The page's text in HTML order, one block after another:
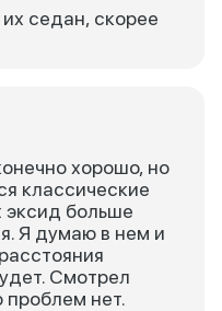
седан, скорее
хорошо, но
классические
эксид больше
Я думаю в нем и
Смотрел
нет.